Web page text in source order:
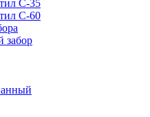
С-35
С-60
забор